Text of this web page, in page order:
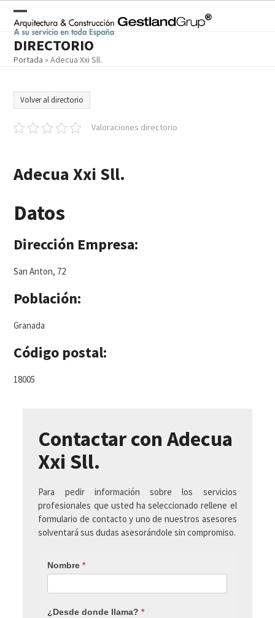
contentOpen
mobile
menu
Close
mobile
menu
DIRECTORIO
Portada »Adecua Xxi Sll.
Volver al directorio
Valoraciones directorio
Adecua Xxi Sll.
Datos
Dirección Empresa:
San Anton, 72
Población:
Granada
Código postal:
18005
Contactar con Adecua
Xxi Sll.
Para pedir información sobre los servicios
profesionales que usted ha seleccionado rellene el
formulario de contacto y uno de nuestros asesores
solventará sus dudas asesorándole sin compromiso.
Nombre*
¿Desde donde llama?*